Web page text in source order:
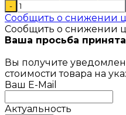
-
Сообщить о снижении
Сообщить о снижении
Ваша просьба
Вы получите
стоимости товара на
Ваш E-Mail
Актуальность